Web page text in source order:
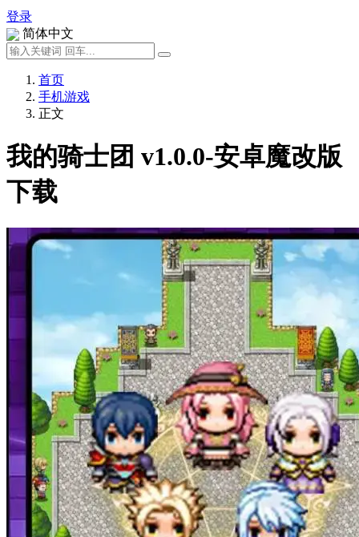
登录
简体中文
首页
手机游戏
正文
我的骑士团 v1.0.0-安卓魔改版
下载